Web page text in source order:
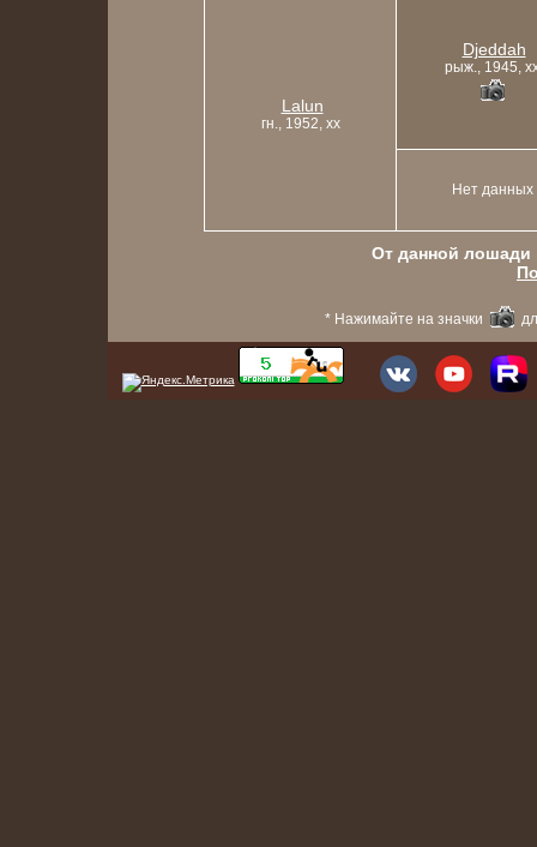
Lalun
гн., 1952, xx
Djeddah
рыж., 1945,
Нет данных
От данной лошади
* Нажимайте на значки